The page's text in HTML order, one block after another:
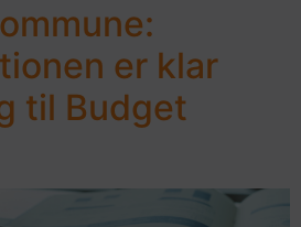
er klar
til Budget